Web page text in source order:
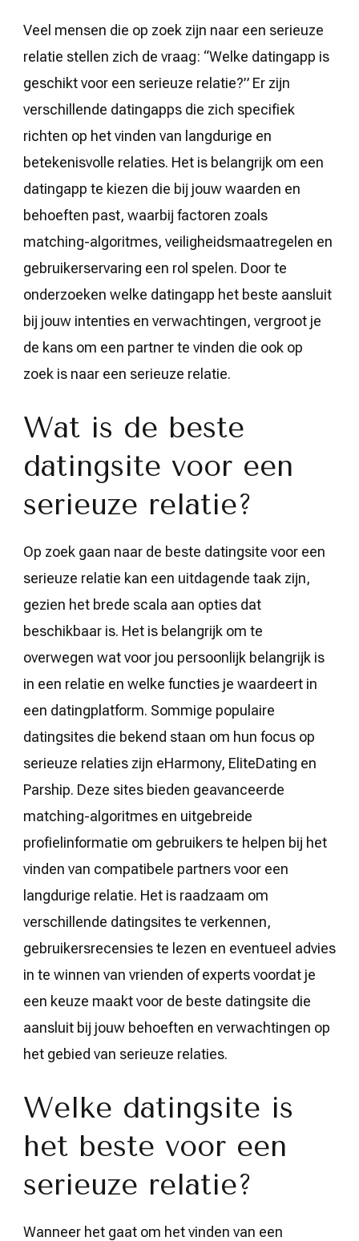
Veel mensen die op zoek zijn naar een serieuze
relatie stellen zich de vraag: “Welke datingapp is
geschikt voor een serieuze relatie?” Er zijn
verschillende datingapps die zich specifiek
richten op het vinden van langdurige en
betekenisvolle relaties. Het is belangrijk om een
datingapp te kiezen die bij jouw waarden en
behoeften past, waarbij factoren zoals
matching-algoritmes, veiligheidsmaatregelen en
gebruikerservaring een rol spelen. Door te
onderzoeken welke datingapp het beste aansluit
bij jouw intenties en verwachtingen, vergroot je
de kans om een partner te vinden die ook op
zoek is naar een serieuze relatie.
Wat is de beste
datingsite voor een
serieuze relatie?
Op zoek gaan naar de beste datingsite voor een
serieuze relatie kan een uitdagende taak zijn,
gezien het brede scala aan opties dat
beschikbaar is. Het is belangrijk om te
overwegen wat voor jou persoonlijk belangrijk is
in een relatie en welke functies je waardeert in
een datingplatform. Sommige populaire
datingsites die bekend staan om hun focus op
serieuze relaties zijn eHarmony, EliteDating en
Parship. Deze sites bieden geavanceerde
matching-algoritmes en uitgebreide
profielinformatie om gebruikers te helpen bij het
vinden van compatibele partners voor een
langdurige relatie. Het is raadzaam om
verschillende datingsites te verkennen,
gebruikersrecensies te lezen en eventueel advies
in te winnen van vrienden of experts voordat je
een keuze maakt voor de beste datingsite die
aansluit bij jouw behoeften en verwachtingen op
het gebied van serieuze relaties.
Welke datingsite is
het beste voor een
serieuze relatie?
Wanneer het gaat om het vinden van een